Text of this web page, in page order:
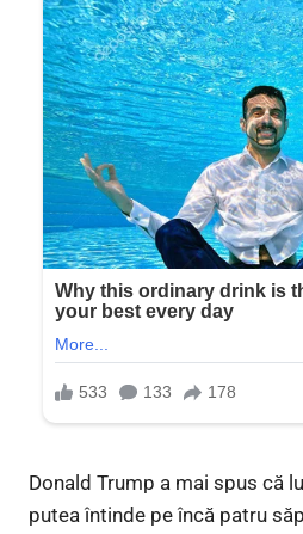
Donald Trump a mai spus că
putea întinde pe încă patru